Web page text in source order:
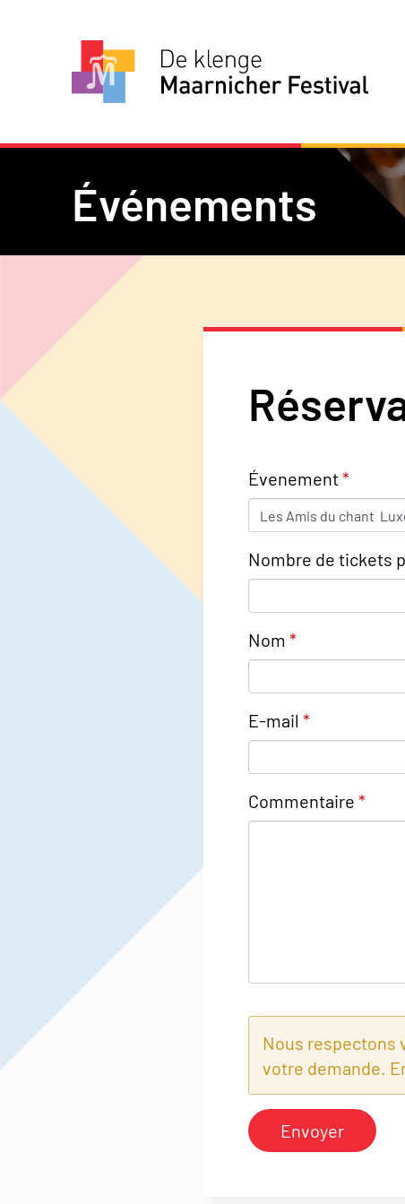
Événements
Évenement
Nombre de tickets
Nom
E-mail
Commentaire
Nous respectons
votre demande.